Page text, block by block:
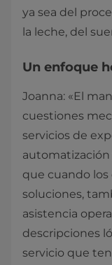
ya sea del
la leche, del
Un enfoque
Joanna: «El
cuestiones
servicios de
automatización
que cuando
soluciones,
asistencia
descripciones
servicio que